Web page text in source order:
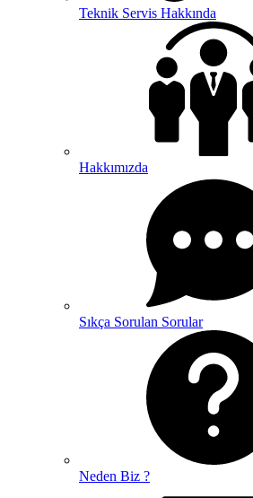
Teknik Servis Hakkında
Hakkımızda
Sıkça Sorulan Sorular
Neden Biz ?